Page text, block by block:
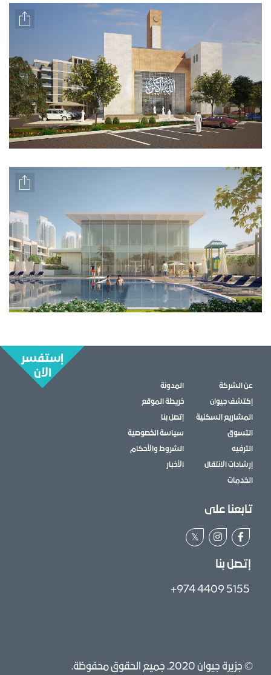
إستفسر
الآن
عن الشركة
إكتشف جيوان
المشاريع السكنية
التسوق
الترفيه
إرشادات الانتقال
الخدمات
المدونة
خريطة الموقع
إتصل بنا
سياسة الخصوصية
الشروط والأحكام
الأخبار
تابعنا على
𝕏
إتصل بنا
+974 4409 5155
© جزيرة جيوان 2020. جميع الحقوق محفوظة.